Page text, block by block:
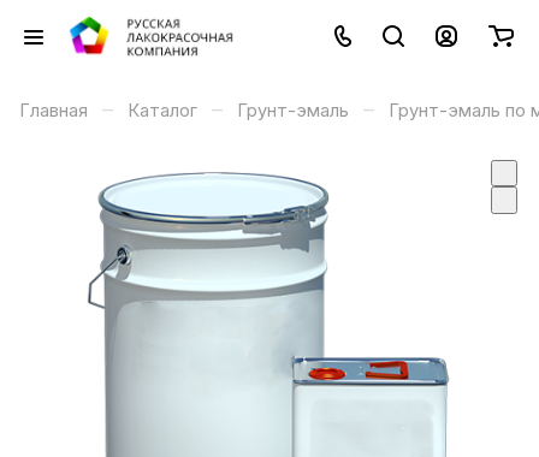
Главная – Каталог – Грунт-эмаль – Грунт-эмаль по